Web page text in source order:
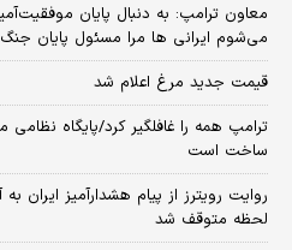
معاون ترامپ: به دنبال پایان
می‌شوم ایرانی ها مرا مسئول پایان جنگ
قیمت جدید مرغ اعلام شد
ترامپ همه را غافلگیر کرد/پایگاه
ساخت است
روایت رویترز از پیام هشدارآمیز ایران
لحظه متوقف شد